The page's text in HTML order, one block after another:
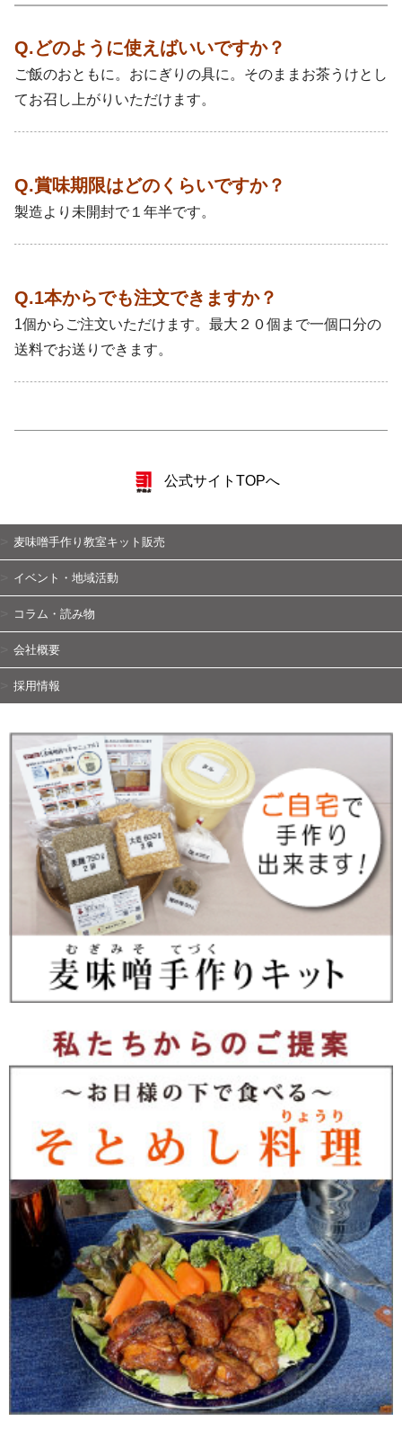
Q.どのように使えばいいですか？
ご飯のおともに。おにぎりの具に。そのままお茶うけとし
てお召し上がりいただけます。
Q.賞味期限はどのくらいですか？
製造より未開封で１年半です。
Q.1本からでも注文できますか？
1個からご注文いただけます。最大２０個まで一個口分の
送料でお送りできます。
公式サイトTOPへ
麦味噌手作り教室キット販売
イベント・地域活動
コラム・読み物
会社概要
採用情報